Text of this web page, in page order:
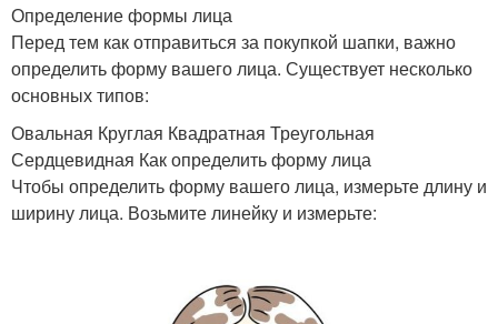
Определение формы лица
Перед тем как отправиться за покупкой шапки, важно
определить форму вашего лица. Существует несколько
основных типов:
Овальная Круглая Квадратная Треугольная
Сердцевидная Как определить форму лица
Чтобы определить форму вашего лица, измерьте длину и
ширину лица. Возьмите линейку и измерьте: